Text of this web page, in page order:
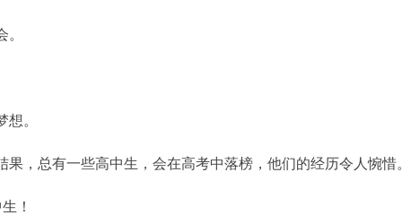
。
，总有一些高中生，会在高考中落榜，他们的经历令人惋惜。
！